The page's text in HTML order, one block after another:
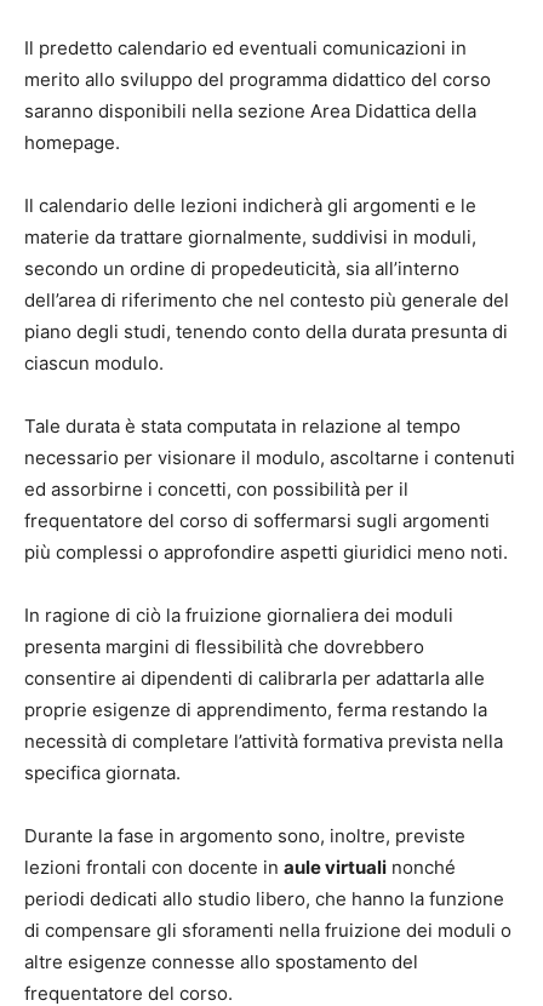
Il predetto calendario ed eventuali comunicazioni in
merito allo sviluppo del programma didattico del corso
saranno disponibili nella sezione Area Didattica della
homepage.
Il calendario delle lezioni indicherà gli argomenti e le
materie da trattare giornalmente, suddivisi in moduli,
secondo un ordine di propedeuticità, sia all’interno
dell’area di riferimento che nel contesto più generale del
piano degli studi, tenendo conto della durata presunta di
ciascun modulo.
Tale durata è stata computata in relazione al tempo
necessario per visionare il modulo, ascoltarne i contenuti
ed assorbirne i concetti, con possibilità per il
frequentatore del corso di soffermarsi sugli argomenti
più complessi o approfondire aspetti giuridici meno noti.
In ragione di ciò la fruizione giornaliera dei moduli
presenta margini di flessibilità che dovrebbero
consentire ai dipendenti di calibrarla per adattarla alle
proprie esigenze di apprendimento, ferma restando la
necessità di completare l’attività formativa prevista nella
specifica giornata.
Durante la fase in argomento sono, inoltre, previste
lezioni frontali con docente in aule virtuali nonché
periodi dedicati allo studio libero, che hanno la funzione
di compensare gli sforamenti nella fruizione dei moduli o
altre esigenze connesse allo spostamento del
frequentatore del corso.